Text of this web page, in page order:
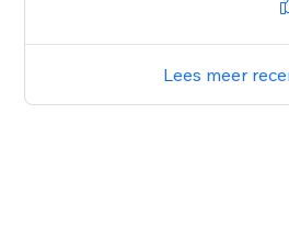
Lees meer